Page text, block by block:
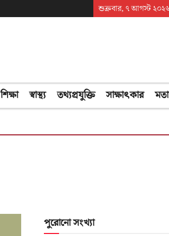
শুক্রবার, ৭ আগস্ট
শিক্ষা স্বাস্থ্য তথ্যপ্রযুক্তি সাক্ষাৎকার
পুরোনো সংখ্যা